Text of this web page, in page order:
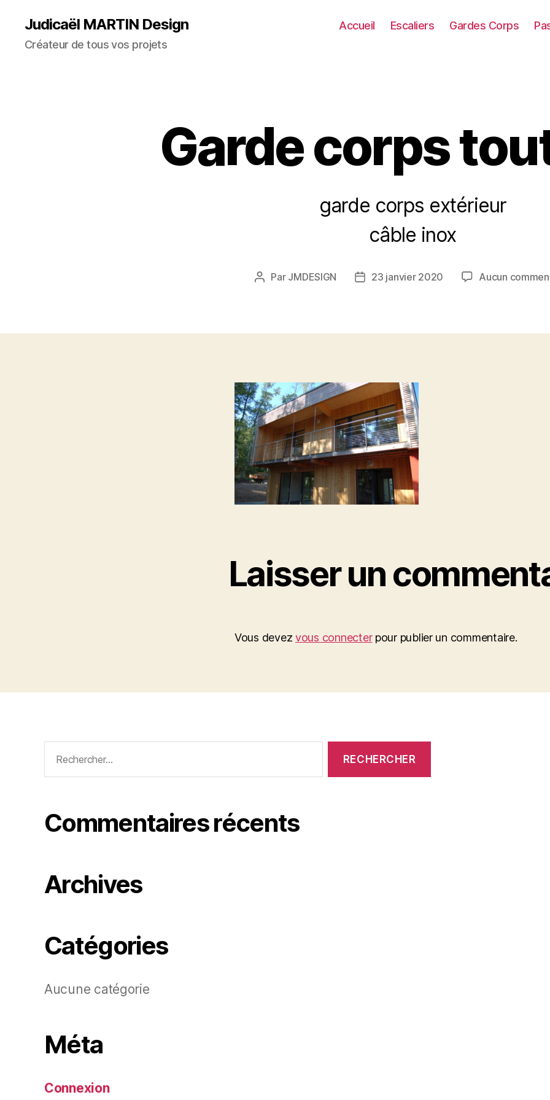
Judicaël MARTIN Design
Créateur de tous vos projets
Accueil Escaliers Gardes Corps
Garde corps
garde corps extérieur
câble inox
Auteur
Par JMDESIGN
Date23 janvier 2020 Aucun
Laisser un
Vous devezvous connecterpour publier un commentaire.
Commentaires récents
Archives
Catégories
Aucune catégorie
Méta
Connexion